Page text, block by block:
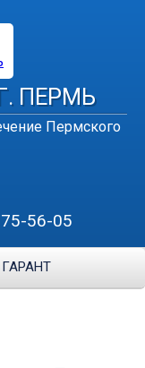
ПЕРМЬ
Пермского
56-05
ГАРАНТ